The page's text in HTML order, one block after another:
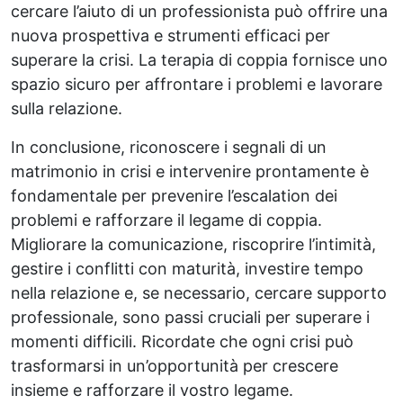
cercare l’aiuto di un professionista può offrire una
nuova prospettiva e strumenti efficaci per
superare la crisi. La terapia di coppia fornisce uno
spazio sicuro per affrontare i problemi e lavorare
sulla relazione.
In conclusione, riconoscere i segnali di un
matrimonio in crisi e intervenire prontamente è
fondamentale per prevenire l’escalation dei
problemi e rafforzare il legame di coppia.
Migliorare la comunicazione, riscoprire l’intimità,
gestire i conflitti con maturità, investire tempo
nella relazione e, se necessario, cercare supporto
professionale, sono passi cruciali per superare i
momenti difficili. Ricordate che ogni crisi può
trasformarsi in un’opportunità per crescere
insieme e rafforzare il vostro legame.